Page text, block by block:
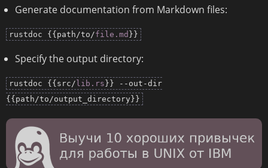
Generate documentation from Markdown files:
rustdoc {{path/to/file.md }}
Specify the output directory:
rustdoc {{src/ lib.rs }} --out-dir
{{path/to/output_directory}}